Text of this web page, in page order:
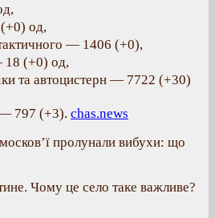
(+0) од,
— 1406 (+0),
18 (+0) од,
та автоцистерн — 7722 (+30)
— 797 (+3). chas.news
пролунали вибухи: що
Чому це село таке важливе?